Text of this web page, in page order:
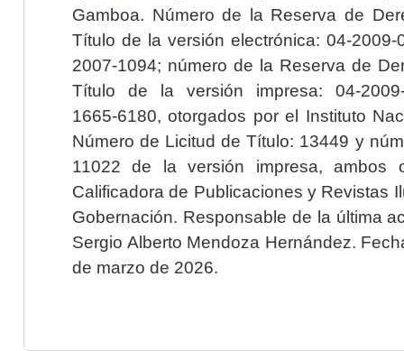
Gamboa. Número de la Reserva de
Título de la versión electrónica: 04-2009-
2007-1094; número de la Reserva de
Título de la versión impresa: 04-2009-
1665-6180, otorgados por el Instituto
Número de Licitud de Título: 13449 y
11022 de la versión impresa, ambos
Calificadora de Publicaciones y Revistas
Gobernación. Responsable de la última
Sergio Alberto Mendoza Hernández.
de marzo de 2026.